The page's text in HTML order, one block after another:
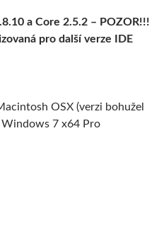
a Core 2.5.2 – POZOR!!!
pro další verze IDE
OSX (verzi bohužel
7 x64 Pro